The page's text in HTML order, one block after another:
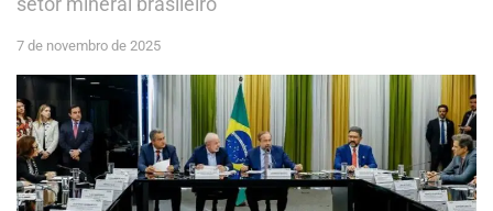
7 de novembro de 2025